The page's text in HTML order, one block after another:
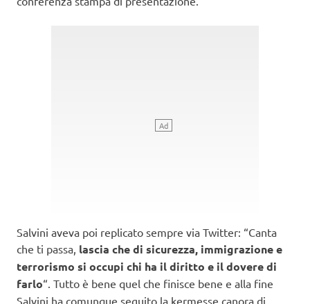
Salvini aveva poi replicato sempre via Twitter: “Canta
che ti passa, lascia che di sicurezza, immigrazione e
terrorismo si occupi chi ha il diritto e il dovere di
farlo“. Tutto è bene quel che finisce bene e alla fine
Salvini ha comunque seguito la kermesse canora di